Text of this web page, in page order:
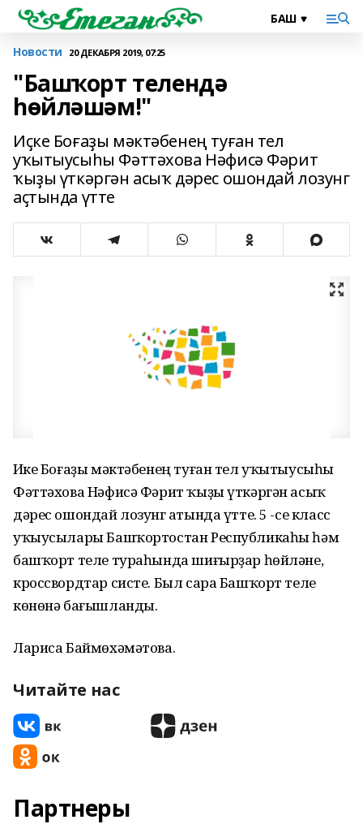
Новости 20 ДЕКАБРЯ 2019, 07:25
"Башҡорт телендә
һөйләшәм!"
Иҫке Боғаҙы мәктәбенең туған тел
уҡытыусыһы Фәттәхова Нәфисә Фәрит
ҡыҙы үткәргән асыҡ дәрес ошондай лозунг
аҫтында үтте
Иҫке Боғаҙы мәктәбенең туған тел уҡытыусыһы
Фәттәхова Нәфисә Фәрит ҡыҙы үткәргән асыҡ
дәрес ошондай лозунг аҫтында үтте. 5 -се класс
уҡыусылары Башҡортостан Республикаһы һәм
башҡорт теле тураһында шиғырҙар һөйләне,
кроссвордтар систе. Был сара Башҡорт теле
көнөнә бағышланды.
Лариса Баймөхәмәтова.
Читайте нас
Партнеры